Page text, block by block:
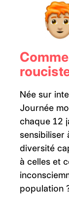
Née sur
Journée
chaque 12
sensibiliser
diversité
à celles et
population